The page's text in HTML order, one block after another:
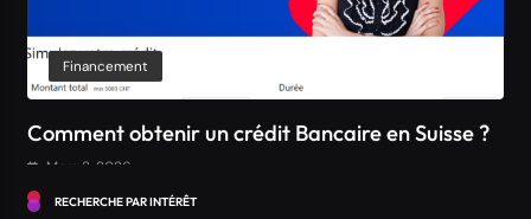
Comment obtenir un crédit Bancaire en Suisse ?
RECHERCHE PAR INTÉRÊT